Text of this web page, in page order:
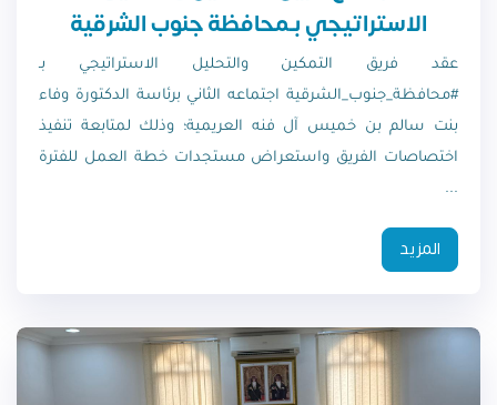
الاستراتيجي بـمحافظة جنوب الشرقية
عقد فريق التمكين والتحليل الاستراتيجي بـ
#محافظة_جنوب_الشرقية اجتماعه الثاني برئاسة الدكتورة وفاء
بنت سالم بن خميس آل فنه العريمية؛ وذلك لمتابعة تنفيذ
اختصاصات الفريق واستعراض مستجدات خطة العمل للفترة
...
المزيد